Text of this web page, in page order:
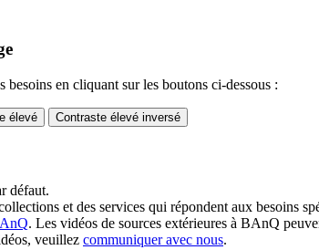
besoins en cliquant sur les boutons ci-dessous :
élevé Contraste élevé inversé
défaut.
et des services qui répondent aux besoins
. Les vidéos de sources extérieures à BAnQ
veuillez communiquer avec nous.